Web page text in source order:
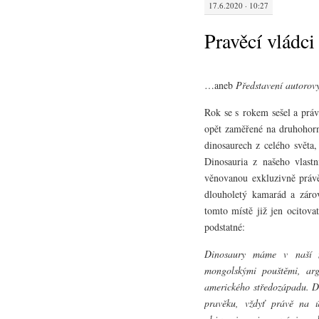
17.6.2020 · 10:27
Pravěcí
…aneb Představení
Rok se s rokem sešel a
opět zaměřené na
dinosaurech z celého
Dinosauria z našeho
věnovanou exkluzivně
dlouholetý kamarád a
tomto místě již jen
podstatné:
Dinosaury máme v naší
mongolskými pouštěmi,
amerického středozápadu.
pravěku, vždyť právě na